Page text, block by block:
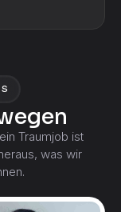
Traumjob ist
was wir